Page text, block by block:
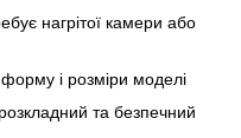
нагрітої камери або
і розміри моделі
та безпечний